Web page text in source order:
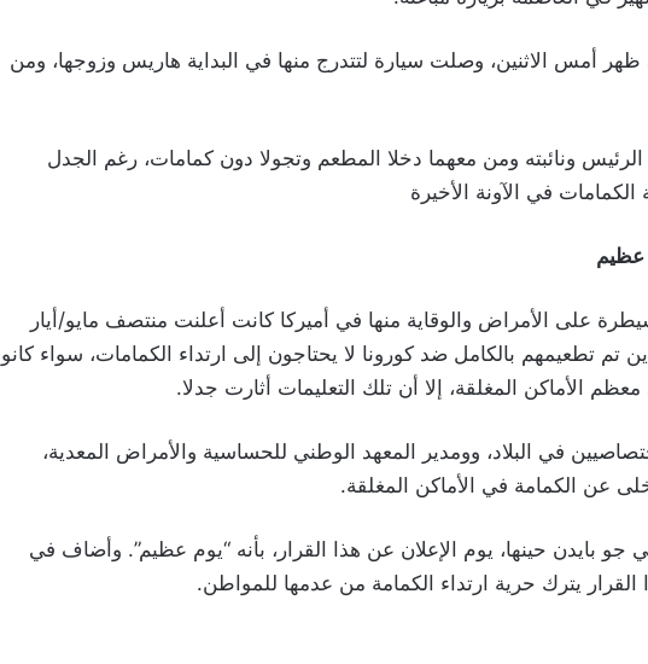
ظهر أمس الاثنين، وصلت سيارة لتتدرج منها في البداية هاريس وزوجها، ومن
الرئيس ونائبته ومن معهما دخلا المطعم وتجولا دون كمامات، رغم الجدل
في الآونة الأخيرة
عظيم
على الأمراض والوقاية منها في أميركا كانت أعلنت منتصف مايو/أيار
تم تطعيمهم بالكامل ضد كورونا لا يحتاجون إلى ارتداء الكمامات، سواء كانوا
الأماكن المغلقة، إلا أن تلك التعليمات أثارت جدلا.
في البلاد، وومدير المعهد الوطني للحساسية والأمراض المعدية،
عن الكمامة في الأماكن المغلقة.
جو بايدن حينها، يوم الإعلان عن هذا القرار، بأنه “يوم عظيم”. وأضاف في
القرار يترك حرية ارتداء الكمامة من عدمها للمواطن.